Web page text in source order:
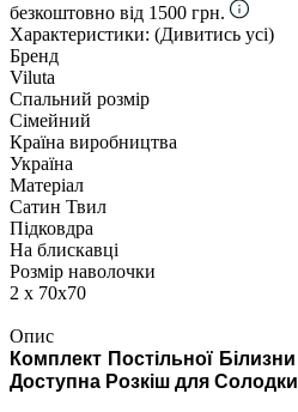
безкоштовно від 1500 грн.
Характеристики: (Дивитись усі)
Бренд
Viluta
Спальний розмір
Сімейний
Країна виробництва
Україна
Матеріал
Сатин Твил
Підковдра
На блискавці
Розмір наволочки
2 х 70х70
Опис
Комплект Постільної
Доступна Розкіш для